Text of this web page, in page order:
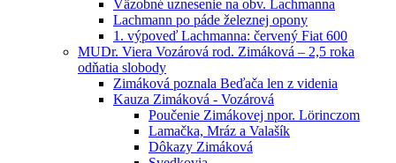
Väzobné uznesenie na obv. Lachmanna
Lachmann po páde železnej opony
1. výpoveď Lachmanna: červený Fiat 600
MUDr. Viera Vozárová rod. Zimáková – 2,5 roka
odňatia slobody
Zimáková poznala Beďača len z videnia
Kauza Zimáková - Vozárová
Poučenie Zimákovej npor. Lörinczom
Lamačka, Mráz a Valašík
Dôkazy Zimáková